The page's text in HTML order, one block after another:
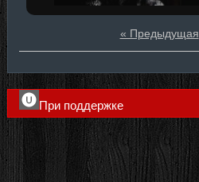
« Предыдущая
При поддержке